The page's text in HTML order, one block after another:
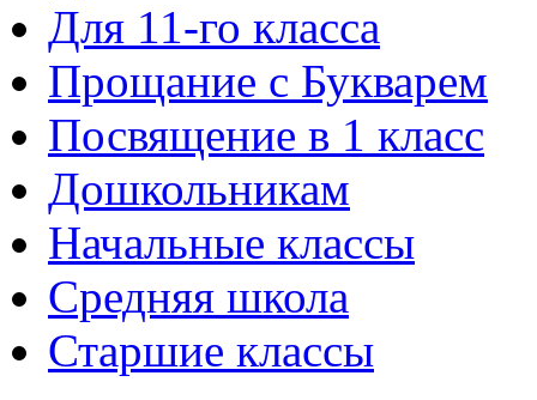
Для 11-го класса
Прощание с Букварем
Посвящение в 1 класс
Дошкольникам
Начальные классы
Средняя школа
Старшие классы